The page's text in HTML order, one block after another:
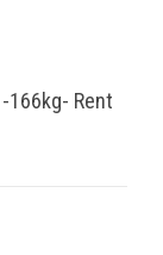
166kg- Rent